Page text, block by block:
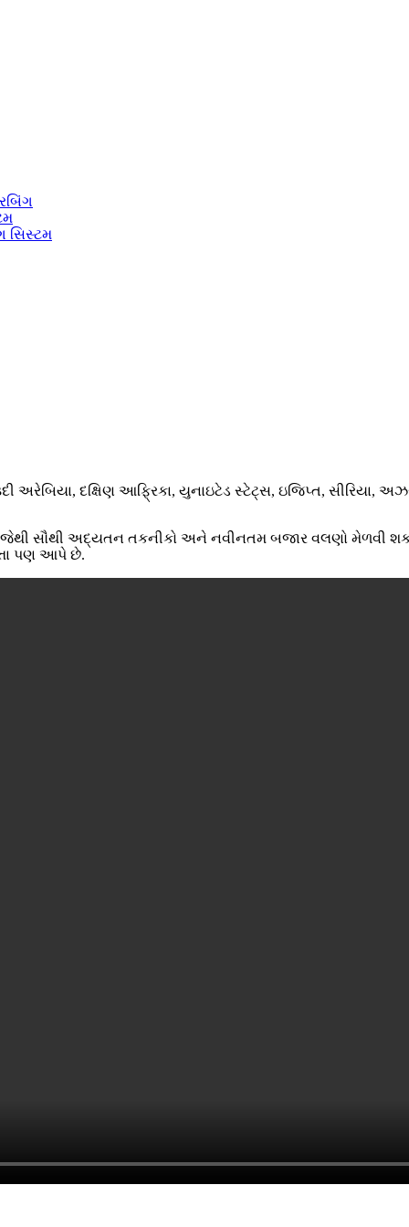
સિસ્ટમ
અરેબિયા, દક્ષિણ આફ્રિકા, યુનાઇટેડ સ્ટેટ્સ, ઇજિપ્ત, સીરિયા,
સૌથી અદ્યતન તકનીકો અને નવીનતમ બજાર વલણો મેળવી
પણ આપે છે.